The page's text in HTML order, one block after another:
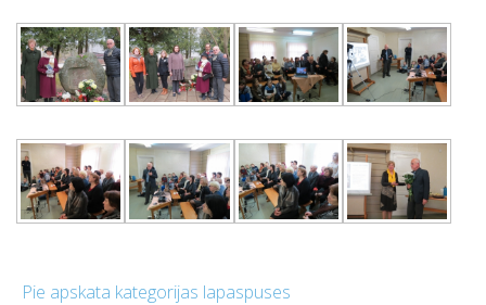
Pie apskata kategorijas lapaspuses